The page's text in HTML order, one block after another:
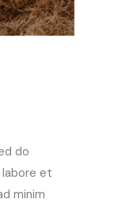
do
et
minim